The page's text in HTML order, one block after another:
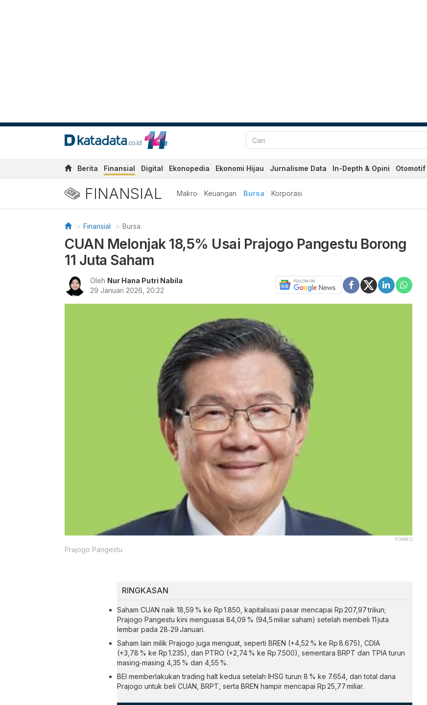
Berita Finansial Digital Ekonopedia Ekonomi Hijau Jurnalisme Data In-Depth & Opini Otomotif
FINANSIAL Makro Keuangan Bursa Korporasi
Finansial Bursa
CUAN Melonjak 18,5% Usai Prajogo Pangestu Borong
11 Juta Saham
Oleh Nur Hana Putri Nabila
29 Januari 2026, 20:22
FORBES
Prajogo Pangestu
RINGKASAN
Saham CUAN naik 18,59 % ke Rp 1.850, kapitalisasi pasar mencapai Rp 207,97 triliun;
Prajogo Pangestu kini menguasai 84,09 % (94,5 miliar saham) setelah membeli 11 juta
lembar pada 28‑29 Januari.
Saham lain milik Prajogo juga menguat, seperti BREN (+4,52 % ke Rp 8.675), CDIA
(+3,78 % ke Rp 1.235), dan PTRO (+2,74 % ke Rp 7.500), sementara BRPT dan TPIA turun
masing‑masing 4,35 % dan 4,55 %.
BEI memberlakukan trading halt kedua setelah IHSG turun 8 % ke 7.654, dan total dana
Prajogo untuk beli CUAN, BRPT, serta BREN hampir mencapai Rp 25,77 miliar.